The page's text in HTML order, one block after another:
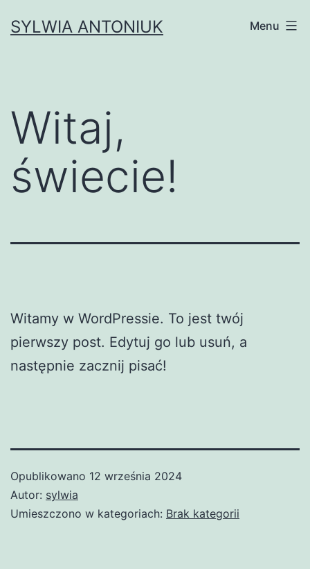
doSYLWIA ANTONIUK Menu
Witaj,
świecie!
Witamy w WordPressie. To jest twój
pierwszy post. Edytuj go lub usuń, a
następnie zacznij pisać!
Opublikowano 12 września 2024
Autor: sylwia
Umieszczono w kategoriach: Brak kategorii